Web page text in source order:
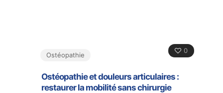
0
Ostéopathie
Ostéopathie et douleurs articulaires :
restaurer la mobilité sans chirurgie